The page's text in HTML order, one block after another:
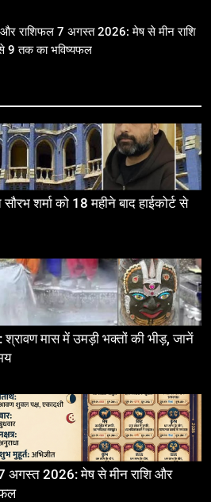
राशिफल 7 अगस्त 2026: मेष से मीन राशि
9 तक का भविष्यफल
शर्मा को 18 महीने बाद हाईकोर्ट से
श्रावण मास में उमड़ी भक्तों की भीड़, जानें
अगस्त 2026: मेष से मीन राशि और